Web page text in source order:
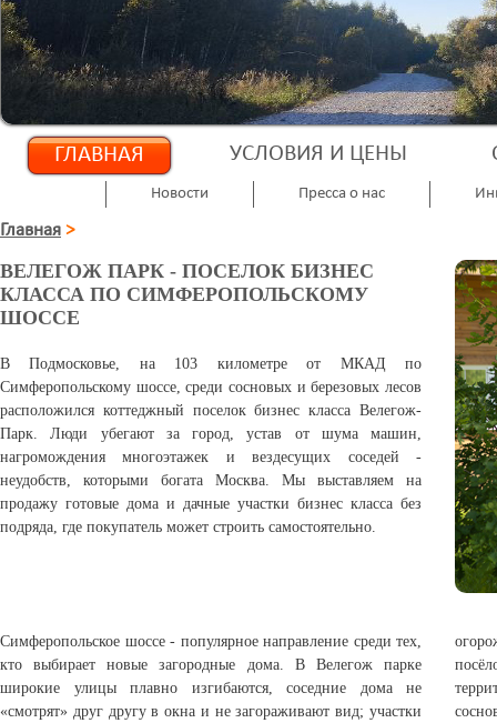
ГЛАВНАЯ
Новости Пресса о нас
УСЛОВИЯ И ЦЕНЫ
Главная >
ВЕЛЕГОЖ ПАРК - ПОСЕЛОК БИЗНЕС
КЛАССА ПО СИМФЕРОПОЛЬСКОМУ
ШОССЕ
В Подмосковье, на 103 километре от МКАД по
Симферопольскому шоссе, среди сосновых и березовых лесов
расположился коттеджный поселок бизнес класса Велегож-
Парк. Люди убегают за город, устав от шума машин,
нагромождения многоэтажек и вездесущих соседей -
неудобств, которыми богата Москва. Мы выставляем на
продажу готовые дома и дачные участки бизнес класса без
подряда, где покупатель может строить самостоятельно.
Симферопольское шоссе - популярное направление среди тех,
кто выбирает новые загородные дома. В Велегож парке
широкие улицы плавно изгибаются, соседние дома не
«смотрят» друг другу в окна и не загораживают вид; участки